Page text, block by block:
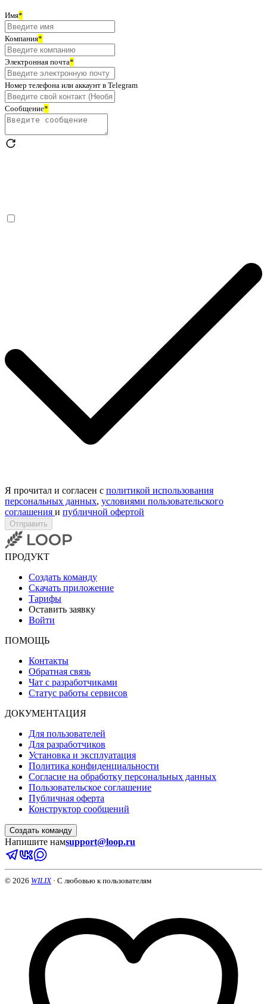
Имя*
Компания*
Электронная почта*
Номер телефона или аккаунт в Telegram
Сообщение*
Я прочитал и согласен с политикой использования
персональных данных, условиями пользовательского
соглашения и публичной офертой
Отправить
ПРОДУКТ
Создать команду
Скачать приложение
Тарифы
Оставить заявку
Войти
ПОМОЩЬ
Контакты
Обратная связь
Чат с разработчиками
Статус работы сервисов
ДОКУМЕНТАЦИЯ
Для пользователей
Для разработчиков
Установка и эксплуатация
Политика конфиденциальности
Согласие на обработку персональных данных
Пользовательское соглашение
Публичная оферта
Конструктор сообщений
Создать команду
Напишите намsupport@loop.ru
© 2026 WILIX · С любовью к пользователям